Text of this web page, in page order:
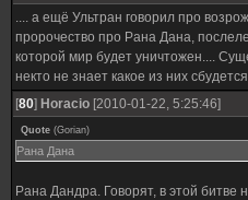
.... а ещё Ультран говорил про
пророчество про Рана Дана,
которой мир будет уничтожен....
некто не знает какое из них
[80] Horacio [2010-01-22, 5:25:46]
Quote (Gorian)
Рана Дана
Рана Дандра. Говорят, в этой